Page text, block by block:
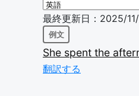
最終更新日：2025/
例文
She spent the
翻訳する